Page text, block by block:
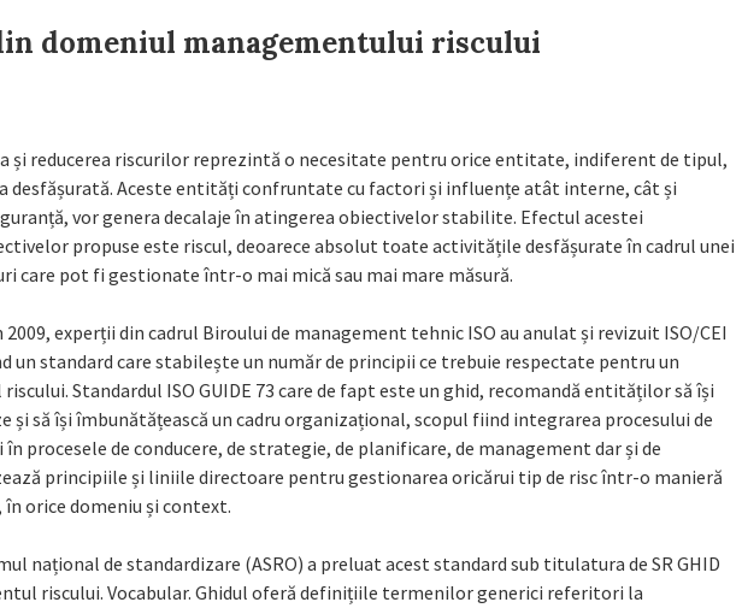
domeniul managementului riscului
și reducerea riscurilor reprezintă o necesitate pentru orice entitate, indiferent de tipul,
desfășurată. Aceste entități confruntate cu factori și influențe atât interne, cât și
vor genera decalaje în atingerea obiectivelor stabilite. Efectul acestei
propuse este riscul, deoarece absolut toate activitățile desfășurate în cadrul unei
care pot fi gestionate într-o mai mică sau mai mare măsură.
experții din cadrul Biroului de management tehnic ISO au anulat și revizuit ISO/CEI
un standard care stabilește un număr de principii ce trebuie respectate pentru un
Standardul ISO GUIDE 73 care de fapt este un ghid, recomandă entităților să își
și să își îmbunătățească un cadru organizațional, scopul fiind integrarea procesului de
procesele de conducere, de strategie, de planificare, de management dar și de
principiile și liniile directoare pentru gestionarea oricărui tip de risc într-o manieră
orice domeniu și context.
național de standardizare (ASRO) a preluat acest standard sub titulatura de SR GHID
riscului. Vocabular. Ghidul oferă definițiile termenilor generici referitori la